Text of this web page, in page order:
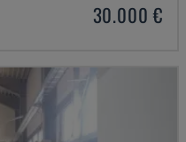
30.000 €